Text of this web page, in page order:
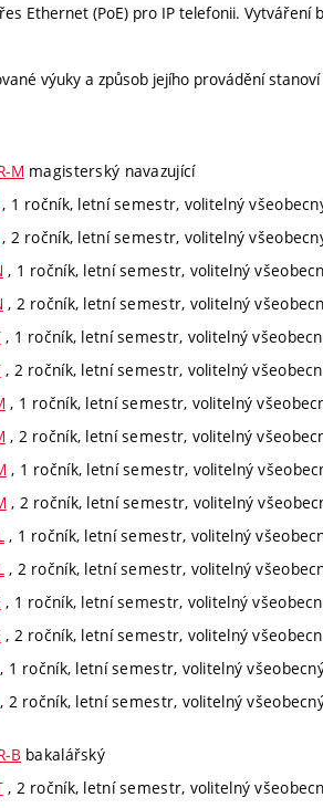
Ethernet (PoE) pro IP telefonii. Vytváření
výuky a způsob jejího provádění
M magisterský navazující
, 1 ročník, letní semestr, volitelný
, 2 ročník, letní semestr, volitelný
, 1 ročník, letní semestr, volitelný
, 2 ročník, letní semestr, volitelný
, 1 ročník, letní semestr, volitelný
, 2 ročník, letní semestr, volitelný
, 1 ročník, letní semestr, volitelný
, 2 ročník, letní semestr, volitelný
, 1 ročník, letní semestr, volitelný
, 2 ročník, letní semestr, volitelný
, 1 ročník, letní semestr, volitelný
, 2 ročník, letní semestr, volitelný
, 1 ročník, letní semestr, volitelný
, 2 ročník, letní semestr, volitelný
1 ročník, letní semestr, volitelný
2 ročník, letní semestr, volitelný
B bakalářský
, 2 ročník, letní semestr, volitelný